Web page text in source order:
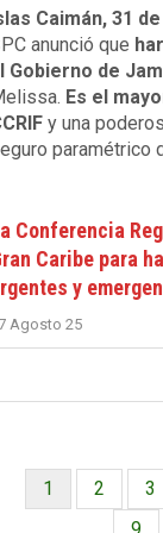
Caimán, 31
anunció que
Gobierno de
Es el
y una
paramétrico
Conferencia
Caribe para
y
Agosto 25
Página
actual
1 Página
2 3